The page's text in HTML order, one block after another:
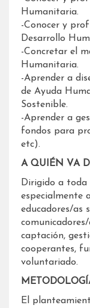
Humanitaria.
-Conocer y
Desarrollo
-Concretar el
Humanitaria.
-Aprender a
de Ayuda
Sostenible.
-Aprender a
fondos para
etc).
A QUIÉN VA
Dirigido a toda
especialmente
educadores/as
captación,
cooperantes,
voluntariado.
El